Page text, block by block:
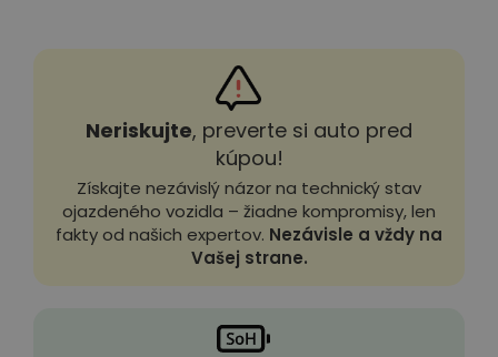
Neriskujte, preverte si auto pred
kúpou!
Získajte nezávislý názor na technický stav
ojazdeného vozidla – žiadne kompromisy, len
fakty od našich expertov. Nezávisle a vždy na
Vašej strane.